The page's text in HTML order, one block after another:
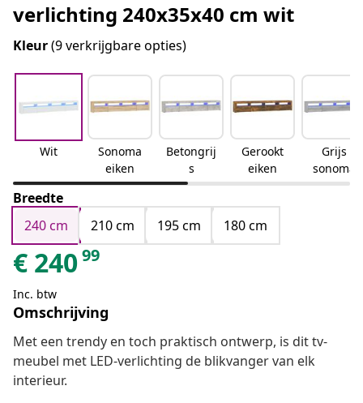
verlichting 240x35x40 cm wit
Kleur(9 verkrijgbare opties)
Wit
Sonoma
eiken
Betongrij
s
Gerookt
eiken
Grijs
sonoma
Breedte
240 cm
210 cm 195 cm 180 cm
€ 24099
Inc. btw
Omschrijving
Met een trendy en toch praktisch ontwerp, is dit tv-
meubel met LED-verlichting de blikvanger van elk
interieur.